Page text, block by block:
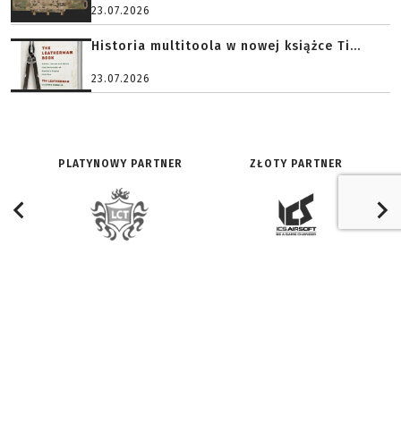
23.07.2026
Historia multitoola w nowej książce Ti...
23.07.2026
PLATYNOWY PARTNER ZŁOTY PARTNER